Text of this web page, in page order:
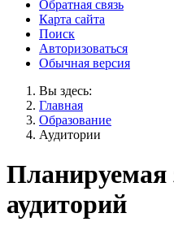
Обратная связь
Карта сайта
Поиск
Авторизоваться
Обычная версия
Вы здесь:
Главная
Образование
Аудитории
Планируемая
аудиторий